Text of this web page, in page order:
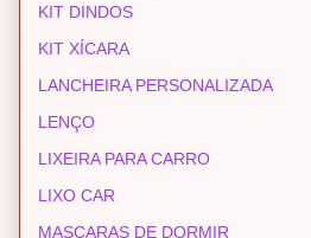
KIT DINDOS
KIT XÍCARA
LANCHEIRA PERSONALIZADA
LENÇO
LIXEIRA PARA CARRO
LIXO CAR
MASCARAS DE DORMIR